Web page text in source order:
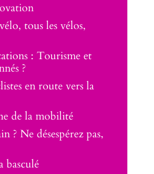
tous les vélos,
: Tourisme et
?
en route vers la
de la mobilité
? Ne désespérez pas,
basculé